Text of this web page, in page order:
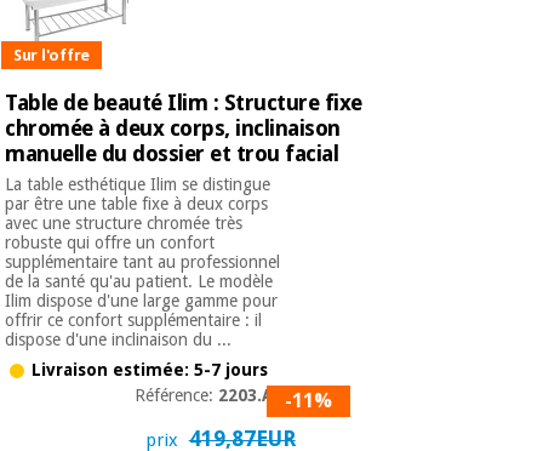
Sur l'offre
Table de beauté Ilim : Structure fixe
chromée à deux corps, inclinaison
manuelle du dossier et trou facial
La table esthétique Ilim se distingue
par être une table fixe à deux corps
avec une structure chromée très
robuste qui offre un confort
supplémentaire tant au professionnel
de la santé qu'au patient. Le modèle
Ilim dispose d'une large gamme pour
offrir ce confort supplémentaire : il
dispose d'une inclinaison du ...
Livraison estimée: 5-7 jours
Référence: 2203.A26-11%
prix 419,87EUR